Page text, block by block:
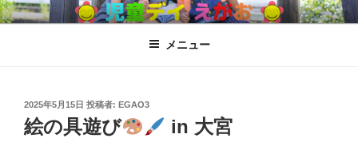
コ
ン
児童ディ えがお
児童発達支援、放課後児童ディサービス
メニュー
投
稿
日:
2025年5月15日 投稿者: EGAO3
絵の具遊び in 大宮